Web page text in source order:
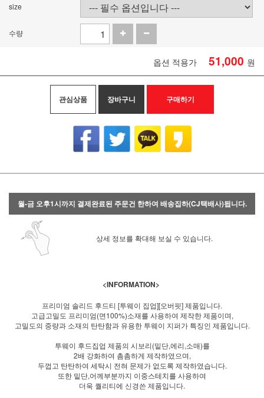
size
수량
옵션 적용가 51,000 원
관심상품 장바구니 구매하기
월-금 오후1시까지 결제완료된 주문건 한하여 배송집하(CJ택배사)됩니다.
상세 정보를 확대해 보실 수 있습니다.
<INFORMATION>
프리미엄 솔리드 후드티 [투웨이 집업][오버핏] 제품입니다.
고급고밀도 프리미엄(면100%)소재를 사용하여 제작한 제품이며,
고밀도의 중량과 소재의 탄탄함과 유용한 투웨이 지퍼가 특징인 제품입니다.
투웨이 후드집업 제품의 시보리(밑단,에리,소매)를
2배 강화하여 촘촘하게 제작하였으며,
두껍고 탄탄하여 세탁시 전혀 문제가 없도록 제작하였습니다.
또한 밑단,어께부분까지 이중스테치를 사용하여
더욱 퀄리티에 신경쓴 제품입니다.